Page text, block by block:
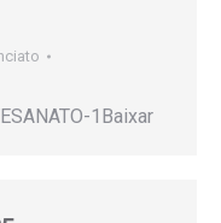
1Baixar